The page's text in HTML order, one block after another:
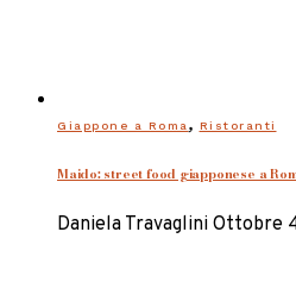
Giappone a Roma , Ristoranti
Maido: street food giapponese a
Daniela Travaglini Ottobre